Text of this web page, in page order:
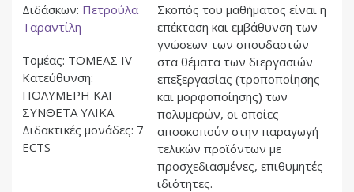
Σκοπός του μαθήματος είναι η
επέκταση και εμβάθυνση των
γνώσεων των σπουδαστών
στα θέματα των διεργασιών
επεξεργασίας (τροποποίησης
και μορφοποίησης) των
πολυμερών, οι οποίες
αποσκοπούν στην παραγωγή
τελικών προϊόντων με
προσχεδιασμένες, επιθυμητές
ιδιότητες.
Διδάσκων: Πετρούλα
Ταραντίλη
Τομέας: ΤΟΜΕΑΣ IV
Κατεύθυνση:
ΠΟΛΥΜΕΡΗ ΚΑΙ
ΣΥΝΘΕΤΑ ΥΛΙΚΑ
Διδακτικές μονάδες: 7
ECTS